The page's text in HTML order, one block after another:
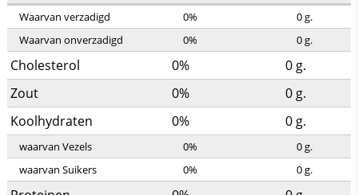
Waarvan verzadigd 0% 0g.
Waarvan onverzadigd
0% 0g.
Cholesterol 0% 0 g.
Zout
0% 0 g.
Koolhydraten
0% 0 g.
waarvan Vezels 0% 0g.
waarvan Suikers
0% 0g.